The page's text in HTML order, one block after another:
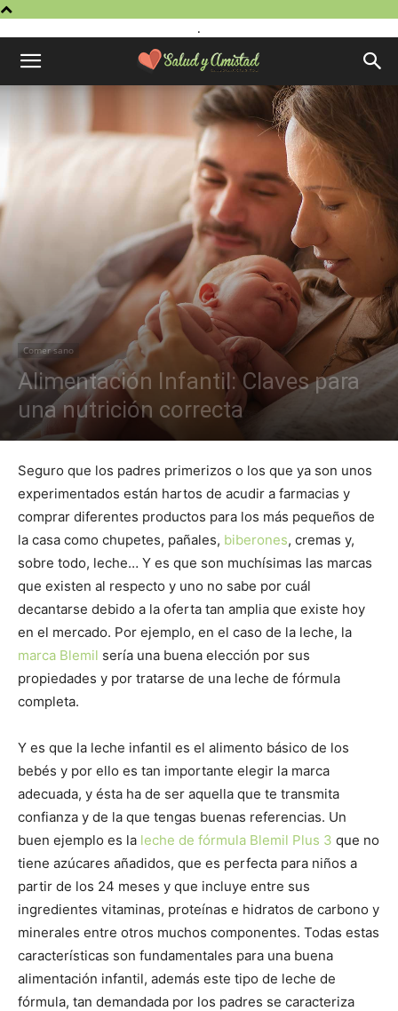
.
Comer sano
Alimentación Infantil: Claves para
una nutrición correcta
Seguro que los padres primerizos o los que ya son unos
experimentados están hartos de acudir a farmacias y
comprar diferentes productos para los más pequeños de
la casa como chupetes, pañales, biberones, cremas y,
sobre todo, leche… Y es que son muchísimas las marcas
que existen al respecto y uno no sabe por cuál
decantarse debido a la oferta tan amplia que existe hoy
en el mercado. Por ejemplo, en el caso de la leche, la
marca Blemil sería una buena elección por sus
propiedades y por tratarse de una leche de fórmula
completa.
Y es que la leche infantil es el alimento básico de los
bebés y por ello es tan importante elegir la marca
adecuada, y ésta ha de ser aquella que te transmita
confianza y de la que tengas buenas referencias. Un
buen ejemplo es la leche de fórmula Blemil Plus 3 que no
tiene azúcares añadidos, que es perfecta para niños a
partir de los 24 meses y que incluye entre sus
ingredientes vitaminas, proteínas e hidratos de carbono y
minerales entre otros muchos componentes. Todas estas
características son fundamentales para una buena
alimentación infantil, además este tipo de leche de
fórmula, tan demandada por los padres se caracteriza